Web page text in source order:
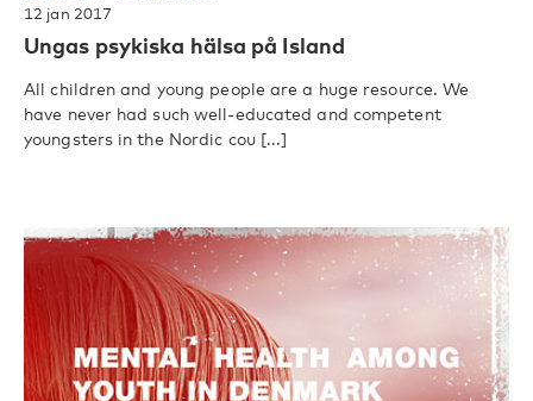
12 jan 2017
Ungas psykiska hälsa på Island
All children and young people are a huge resource. We
have never had such well-educated and competent
youngsters in the Nordic cou [...]